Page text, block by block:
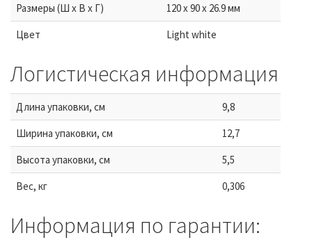
Размеры (Ш х В х Г)
120 x 90 x 26.9 мм
Цвет
Light white
Логистическая информация
Длина упаковки, см
9,8
Ширина упаковки, см
12,7
Высота упаковки, см
5,5
Вес, кг
0,306
Информация по гарантии: